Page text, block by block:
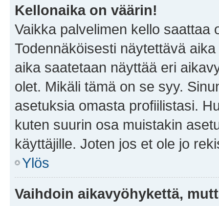
Kellonaika on väärin!
Vaikka palvelimen kello saattaa
Todennäköisesti näytettävä
aika saatetaan näyttää eri
olet. Mikäli tämä on se syy.
asetuksia omasta profiilistasi.
kuten suurin osa muistakin
käyttäjille. Joten jos et ole jo
Ylös
Vaihdoin aikavyöhykettä,